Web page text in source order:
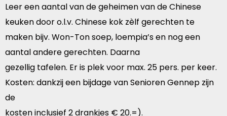
Leer een aantal van de geheimen van de Chinese
keuken door o.l.v. Chinese kok zèlf gerechten te
maken bijv. Won-Ton soep, loempia’s en nog een
aantal andere gerechten. Daarna
gezellig tafelen. Er is plek voor max. 25 pers. per keer.
Kosten: dankzij een bijdage van Senioren Gennep zijn
de
kosten inclusief 2 drankjes € 20.=).